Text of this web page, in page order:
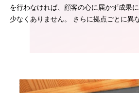
を行わなければ、顧客の心に届かず成果
少なくありません。 さらに拠点ごとに異